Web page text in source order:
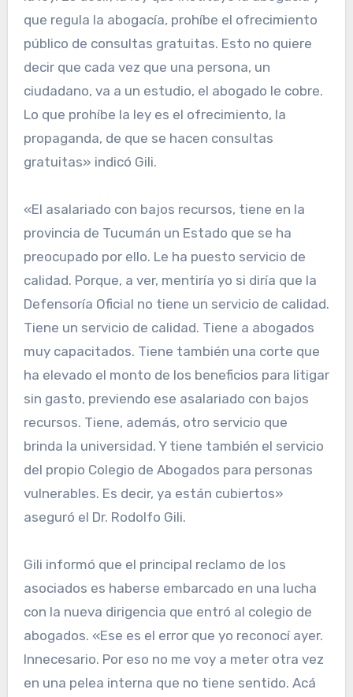
que regula la abogacía, prohíbe el ofrecimiento
público de consultas gratuitas. Esto no quiere
decir que cada vez que una persona, un
ciudadano, va a un estudio, el abogado le cobre.
Lo que prohíbe la ley es el ofrecimiento, la
propaganda, de que se hacen consultas
gratuitas» indicó Gili.
«El asalariado con bajos recursos, tiene en la
provincia de Tucumán un Estado que se ha
preocupado por ello. Le ha puesto servicio de
calidad. Porque, a ver, mentiría yo si diría que la
Defensoría Oficial no tiene un servicio de calidad.
Tiene un servicio de calidad. Tiene a abogados
muy capacitados. Tiene también una corte que
ha elevado el monto de los beneficios para litigar
sin gasto, previendo ese asalariado con bajos
recursos. Tiene, además, otro servicio que
brinda la universidad. Y tiene también el servicio
del propio Colegio de Abogados para personas
vulnerables. Es decir, ya están cubiertos»
aseguró el Dr. Rodolfo Gili.
Gili informó que el principal reclamo de los
asociados es haberse embarcado en una lucha
con la nueva dirigencia que entró al colegio de
abogados. «Ese es el error que yo reconocí ayer.
Innecesario. Por eso no me voy a meter otra vez
en una pelea interna que no tiene sentido. Acá